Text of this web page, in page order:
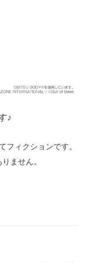
♪
ィクションです。
ません。